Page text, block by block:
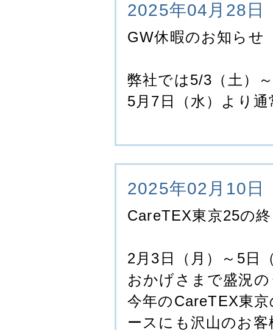
2025年04月28日
GW休暇のお知らせ
弊社では5/3（土）
5月7日（水）より
2025年02月10日
CareTEX東京25の
2月3日（月）～5日
おかげさまで盛況
今年のCareTEX東
ースにも沢山のお